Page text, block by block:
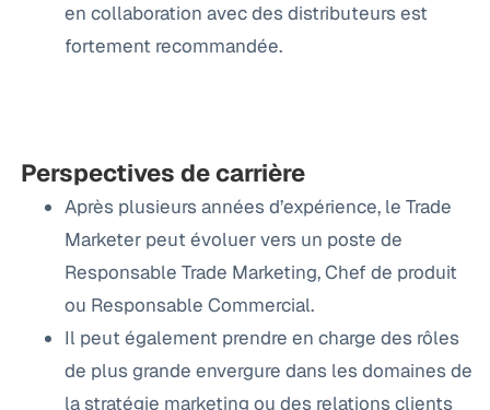
en collaboration avec des distributeurs est
fortement recommandée.
Perspectives de carrière
Après plusieurs années d’expérience, le Trade
Marketer peut évoluer vers un poste de
Responsable Trade Marketing, Chef de produit
ou Responsable Commercial.
Il peut également prendre en charge des rôles
de plus grande envergure dans les domaines de
la stratégie marketing ou des relations clients